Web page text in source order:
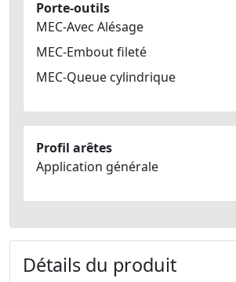
Porte-outils
MEC-Avec Alésage
MEC-Embout fileté
MEC-Queue cylindrique
Profil arêtes
Application générale
Détails du produit